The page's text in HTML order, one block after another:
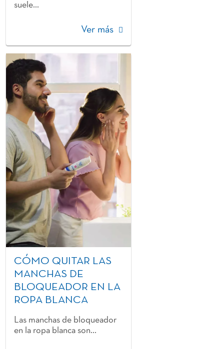
suele...
Ver más
CÓMO QUITAR LAS
MANCHAS DE
BLOQUEADOR EN LA
ROPA BLANCA
Las manchas de bloqueador
en la ropa blanca son...